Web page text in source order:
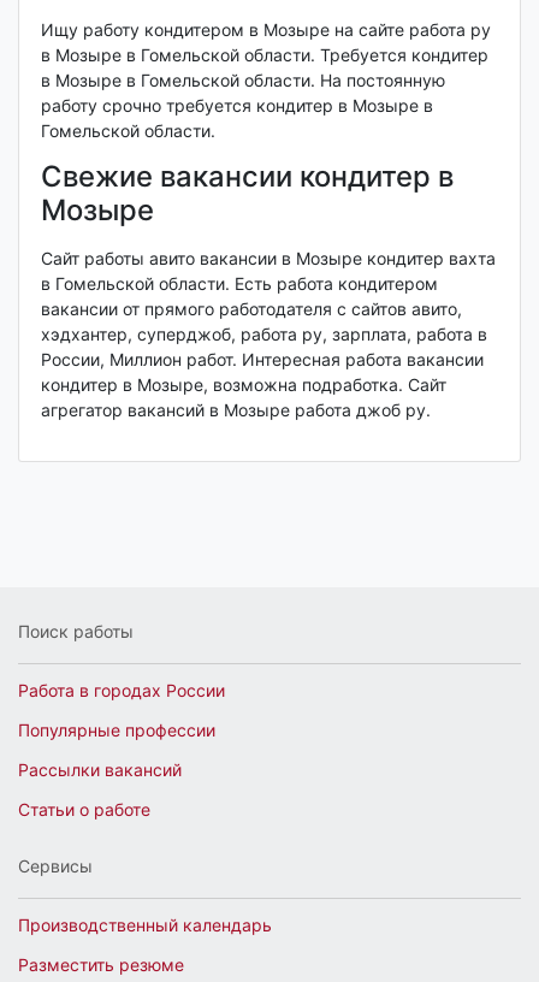
Ищу работу кондитером в Мозыре на сайте работа ру
в Мозыре в Гомельской области. Требуется кондитер
в Мозыре в Гомельской области. На постоянную
работу срочно требуется кондитер в Мозыре в
Гомельской области.
Свежие вакансии кондитер в
Мозыре
Сайт работы авито вакансии в Мозыре кондитер вахта
в Гомельской области. Есть работа кондитером
вакансии от прямого работодателя с сайтов авито,
хэдхантер, суперджоб, работа ру, зарплата, работа в
России, Миллион работ. Интересная работа вакансии
кондитер в Мозыре, возможна подработка. Сайт
агрегатор вакансий в Мозыре работа джоб ру.
Поиск работы
Работа в городах России
Популярные профессии
Рассылки вакансий
Статьи о работе
Сервисы
Производственный календарь
Разместить резюме